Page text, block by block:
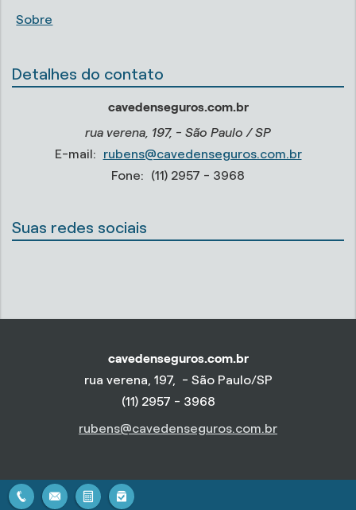
Sobre
Detalhes do contato
cavedenseguros.com.br
rua verena, 197, - São Paulo / SP
E-mail:
rubens@cavedenseguros.com.br
Fone:
(11) 2957 - 3968
Suas redes sociais
cavedenseguros.com.br
rua verena, 197, - São Paulo/SP
(11) 2957 - 3968
rubens@cavedenseguros.com.br